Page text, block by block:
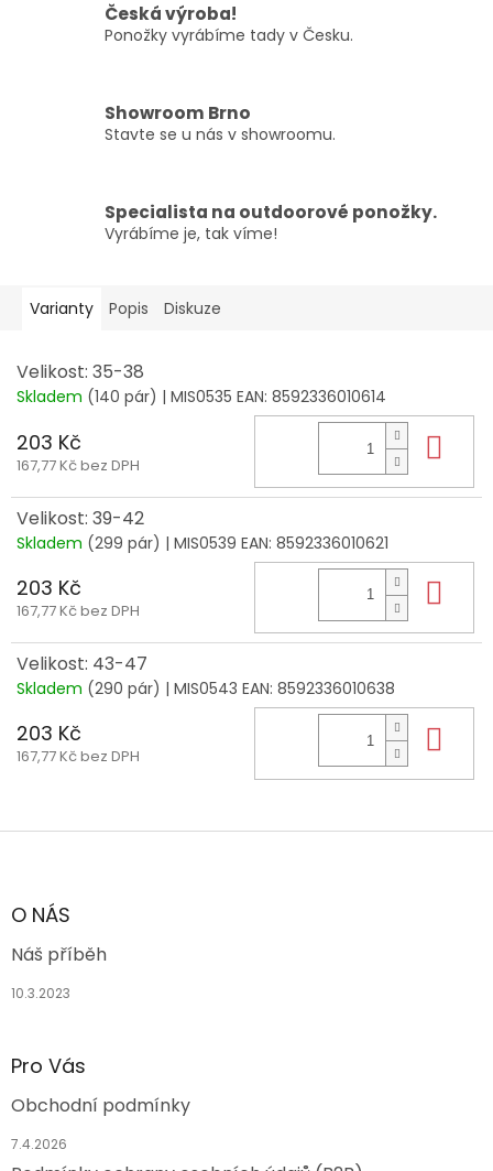
Česká výroba!
Ponožky vyrábíme tady v Česku.
Showroom Brno
Stavte se u nás v showroomu.
Specialista na outdoorové ponožky.
Vyrábíme je, tak víme!
Varianty Popis Diskuze
Velikost: 35-38
Skladem (140 pár) | MIS0535 EAN: 8592336010614
203 Kč
167,77 Kč bez DPH
Velikost: 39-42
Skladem (299 pár) | MIS0539 EAN: 8592336010621
203 Kč
167,77 Kč bez DPH
Velikost: 43-47
Skladem (290 pár) | MIS0543 EAN: 8592336010638
203 Kč
167,77 Kč bez DPH
Z
aO NÁS
Náš příběh
10.3.2023
Pro Vás
Obchodní podmínky
7.4.2026